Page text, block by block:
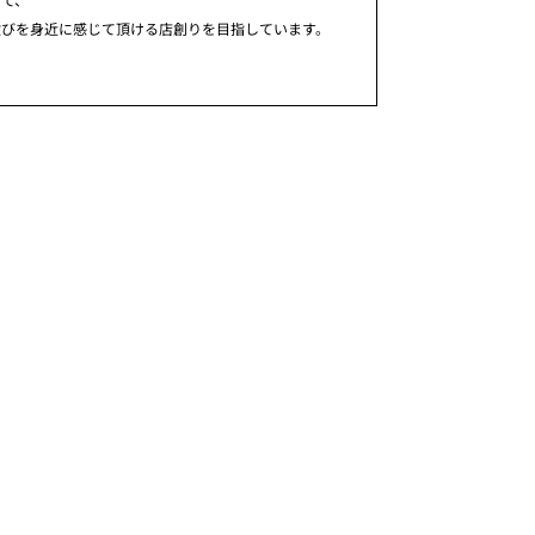
を身近に感じて頂ける店創りを目指しています。